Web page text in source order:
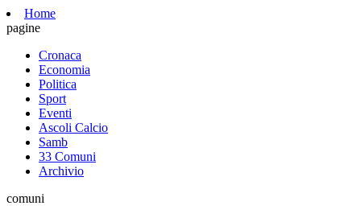
Home
pagine
Cronaca
Economia
Politica
Sport
Eventi
Ascoli Calcio
Samb
33 Comuni
Archivio
comuni